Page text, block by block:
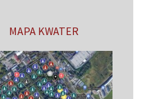
MAPA KWATER